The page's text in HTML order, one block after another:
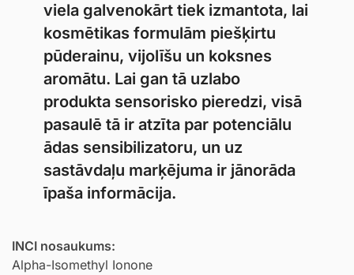
viela galvenokārt tiek izmantota, lai
kosmētikas formulām piešķirtu
pūderainu, vijolīšu un koksnes
aromātu. Lai gan tā uzlabo
produkta sensorisko pieredzi, visā
pasaulē tā ir atzīta par potenciālu
ādas sensibilizatoru, un uz
sastāvdaļu marķējuma ir jānorāda
īpaša informācija.
INCI nosaukums:
Alpha-Isomethyl Ionone